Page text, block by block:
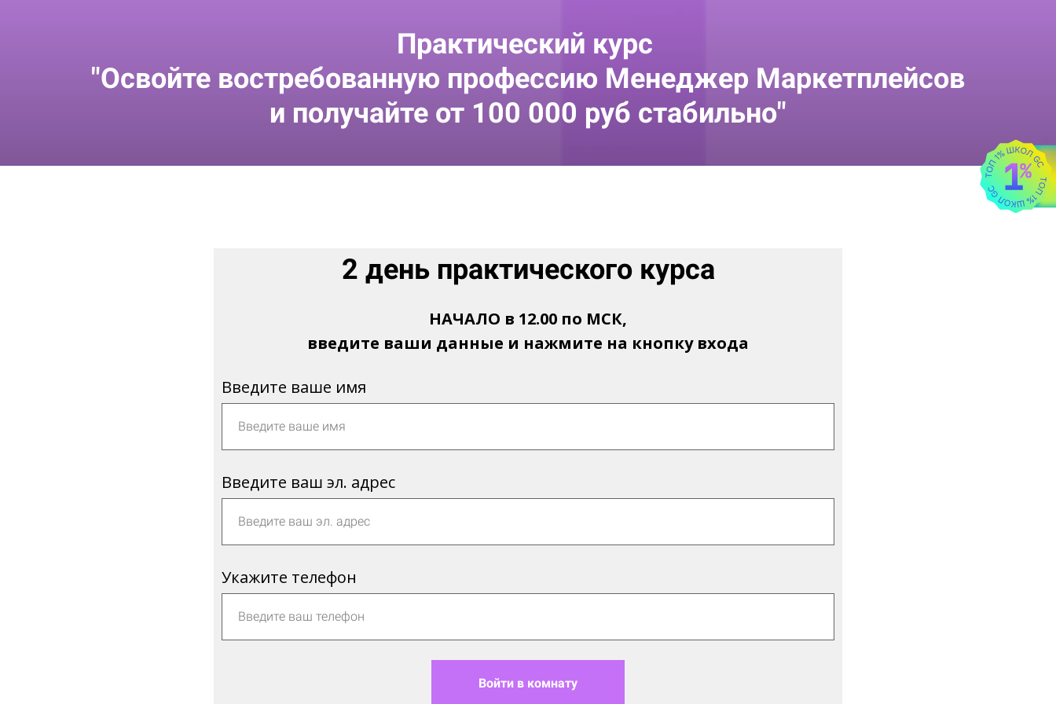
Практический курс
"Освойте востребованную профессию Менеджер Маркетплейсов
и получайте от 100 000 руб стабильно"
2 день практического курса
НАЧАЛО в 12.00 по МСК,
введите ваши данные и нажмите на кнопку входа
Введите ваше имя
Введите ваш эл. адрес
Укажите телефон
Войти в комнату